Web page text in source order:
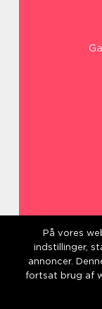
På vores
indstillinger,
annoncer.
fortsat brug af